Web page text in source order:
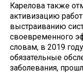
Карелова также
активизацию
выстраиванию
своевременного
словам, в 2019
обязательные
заболевания,